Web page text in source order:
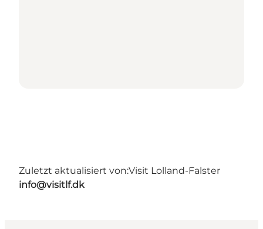
Zuletzt aktualisiert von:Visit Lolland-Falster
info@visitlf.dk